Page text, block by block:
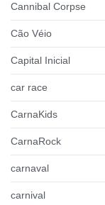
Cannibal Corpse
Cão Véio
Capital Inicial
car race
CarnaKids
CarnaRock
carnaval
carnival